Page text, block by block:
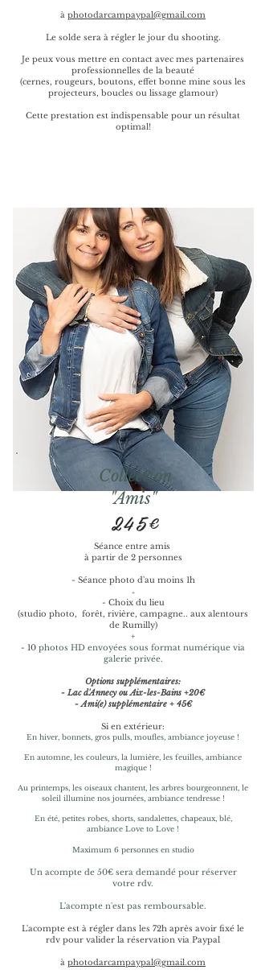
à photodarcampaypal@gmail.com
Le solde sera à régler le jour du shooting.
Je peux vous mettre en contact avec mes partenaires
professionnelles de la beauté
(cernes, rougeurs, boutons, effet bonne mine sous les
projecteurs, boucles ou lissage glamour)
Cette prestation est indispensable pour un résultat
optimal!
Collection
"Amis"
245€
Séance entre amis
à partir de 2 personnes
- Séance photo d'au moins 1h
+
- Choix du lieu
(studio photo, forêt, rivière, campagne.. aux alentours
de Rumilly)
+
- 10 photos HD envoyées sous format numérique via
galerie privée.
Options supplémentaires:​
- Lac d'Annecy ou Aix-les-Bains +20€
- Ami(e) supplémentaire + 45€
Si en extérieur:
En hiver, bonnets, gros pulls, moufles, ambiance joyeuse !
En automne, les couleurs, la lumière, les feuilles, ambiance
magique !
Au printemps, les oiseaux chantent, les arbres bourgeonnent, le
soleil illumine nos journées, ambiance tendresse !
En été, petites robes, shorts, sandalettes, chapeaux, blé,
ambiance Love to Love !
Maximum 6 personnes en studio
Un acompte de 50€ sera demandé pour réserver
votre rdv.
L'acompte n'est pas remboursable.
L'acompte est à régler dans les 72h après avoir fixé le
rdv pour valider la réservation via Paypal
à photodarcampaypal@gmail.com